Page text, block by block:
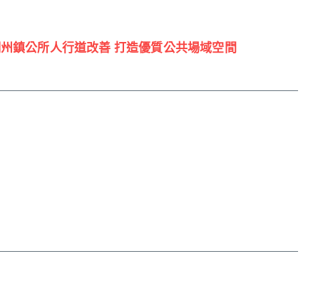
鎮公所人行道改善 打造優質公共場域空間